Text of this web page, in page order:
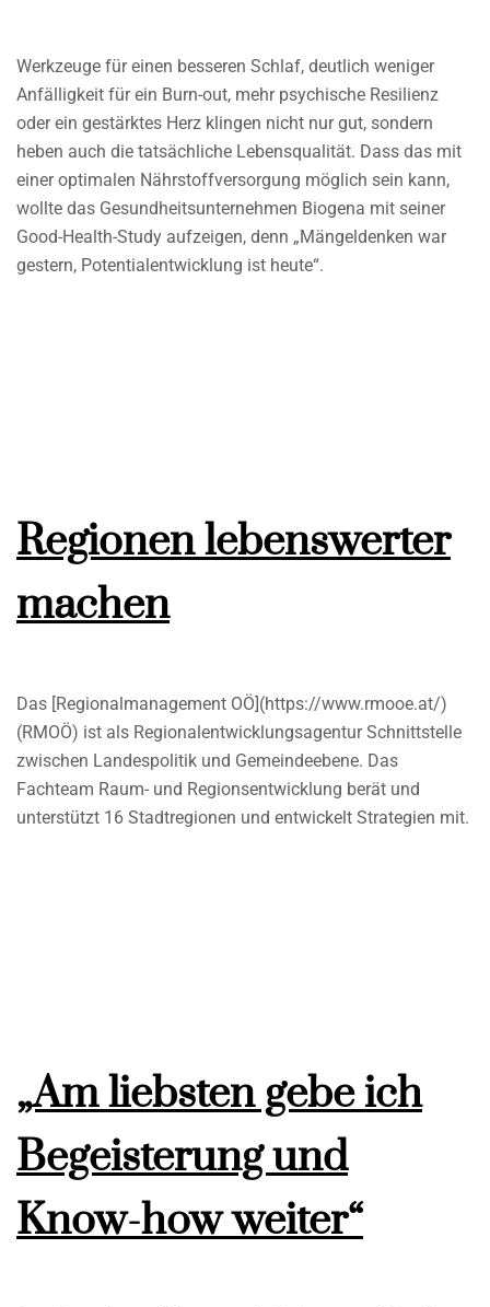
Werkzeuge für einen besseren Schlaf, deutlich weniger
Anfälligkeit für ein Burn-out, mehr psychische Resilienz
oder ein gestärktes Herz klingen nicht nur gut, sondern
heben auch die tatsächliche Lebensqualität. Dass das mit
einer optimalen Nährstoffversorgung möglich sein kann,
wollte das Gesundheitsunternehmen Biogena mit seiner
Good-Health-Study aufzeigen, denn „Mängeldenken war
gestern, Potentialentwicklung ist heute“.
Regionen lebenswerter
machen
Das [Regionalmanagement OÖ](https://www.rmooe.at/)
(RMOÖ) ist als Regionalentwicklungsagentur Schnittstelle
zwischen Landespolitik und Gemeindeebene. Das
Fachteam Raum- und Regionsentwicklung berät und
unterstützt 16 Stadtregionen und entwickelt Strategien mit.
„Am liebsten gebe ich
Begeisterung und
Know-how weiter“